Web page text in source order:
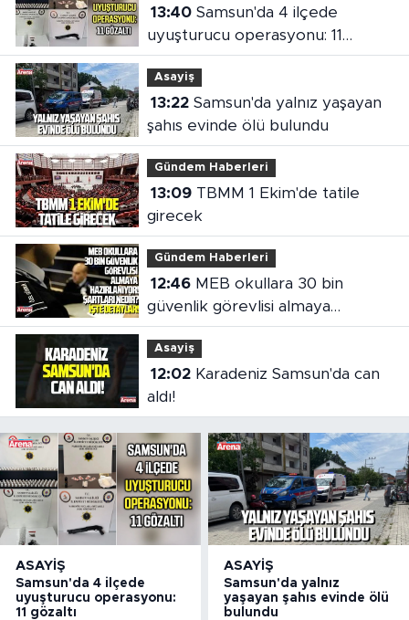
13:40Samsun'da 4 ilçede
uyuşturucu operasyonu: 11
gözaltı
Asayiş
13:22Samsun'da yalnız yaşayan
şahıs evinde ölü bulundu
Gündem Haberleri
13:09TBMM 1 Ekim'de tatile
girecek
Gündem Haberleri
12:46MEB okullara 30 bin
güvenlik görevlisi almaya
hazırlanıyor
Asayiş
12:02Karadeniz Samsun'da can
aldı!
ASAYIŞ
Samsun'da 4 ilçede
uyuşturucu operasyonu:
11 gözaltı
ASAYIŞ
Samsun'da yalnız
yaşayan şahıs evinde ölü
bulundu